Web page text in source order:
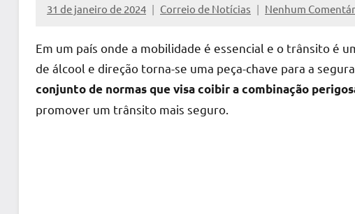
31 de janeiro de 2024 Correio de Notícias Nenhum
Em um país onde a mobilidade é essencial e o trânsito é
de álcool e direção torna-se uma peça-chave para a
conjunto de normas que visa coibir a combinação
promover um trânsito mais seguro.